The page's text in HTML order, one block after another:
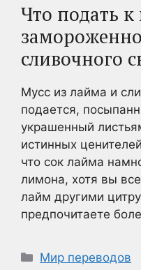
Что подать к
сливочного
Мусс из лайма и
подается,
украшенный
истинных
что сок лайма
лимона, хотя вы
лайм другими
предпочитаете
Рубрики
Мир переводов